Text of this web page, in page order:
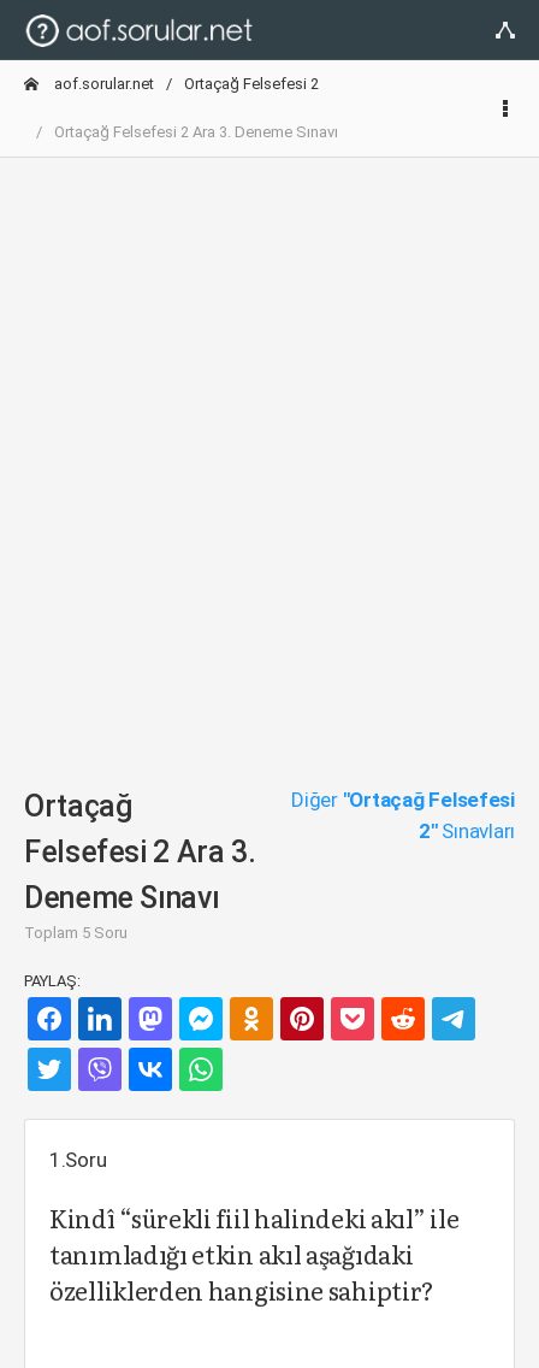
aof.sorular.net Ortaçağ Felsefesi 2
Ortaçağ Felsefesi 2 Ara 3. Deneme Sınavı
Ortaçağ
Felsefesi 2 Ara 3.
Deneme Sınavı
Toplam 5 Soru
Diğer "Ortaçağ Felsefesi
2"Sınavları
PAYLAŞ:
1.Soru
Kindî “sürekli fiil halindeki akıl” ile
tanımladığı etkin akıl aşağıdaki
özelliklerden hangisine sahiptir?